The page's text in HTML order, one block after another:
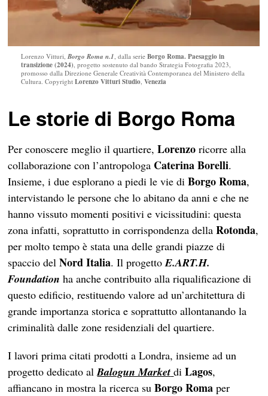
Lorenzo Vitturi, Borgo Roma n.1, dalla serie Borgo Roma. Paesaggio in
transizione (2024), progetto sostenuto dal bando Strategia Fotografia 2023,
promosso dalla Direzione Generale Creatività Contemporanea del Ministero della
Cultura. Copyright Lorenzo Vitturi Studio, Venezia
Le storie di Borgo Roma
Per conoscere meglio il quartiere,Lorenzoricorre alla
collaborazione con l’antropologa Caterina Borelli.
Insieme, i due esplorano a piedi le vie diBorgo Roma,
intervistando le persone che lo abitano da anni e che ne
hanno vissuto momenti positivi e vicissitudini: questa
zona infatti, soprattutto in corrispondenza dellaRotonda,
per molto tempo è stata una delle grandi piazze di
spaccio delNord Italia. Il progettoE.ART.H.
Foundation ha anche contribuito alla riqualificazione di
questo edificio, restituendo valore ad un’architettura di
grande importanza storica e soprattutto allontanando la
criminalità dalle zone residenziali del quartiere.
I lavori prima citati prodotti a Londra, insieme ad un
progetto dedicato alBalogun Market diLagos,
affiancano in mostra la ricerca suBorgo Roma per